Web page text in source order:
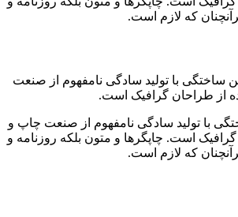
که لازم است.
ساختگی با تولید سادگی نامفهوم از صنعت
از طراحان گرافیک است.
با تولید سادگی نامفهوم از صنعت چاپ و
گرافیک است. چاپگرها و متون بلکه روزنامه و
که لازم است.